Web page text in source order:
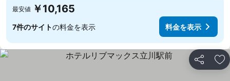
最安値 ￥10,165
7件のサイトの料金を表示 料金を表示
シェア お